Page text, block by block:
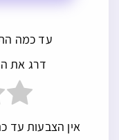
עד כמה
דרג את
אין הצבעות עד